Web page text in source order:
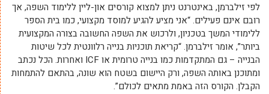
לפי זילברמן, באינטרנט ניתן למצוא קורסים און-ליין ללימוד השפה, אך
רובם אינם פעילים. “אני מציע להגיע למוסד מקצועי, כמו בית הספר
ללימודי המשך בטכניון, ולרכוש את השפה החשובה בצורה המקצועית
ביותר”, אומר זילברמן. “קריאת תוכניות בנייה רלוונטית לכל שיטות
הבנייה – גם המתקדמות כמו בנייה טרומית או ICF ואחרות. הכל נכתב
ומתוכנן באותה השפה, ורק היישום בשטח הוא שונה, בהתאם להתמחות
הקבלן. הקורס הזה באמת מתאים לכולם”.